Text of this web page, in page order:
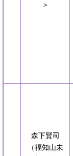
＞
森下賢司
（福知山未